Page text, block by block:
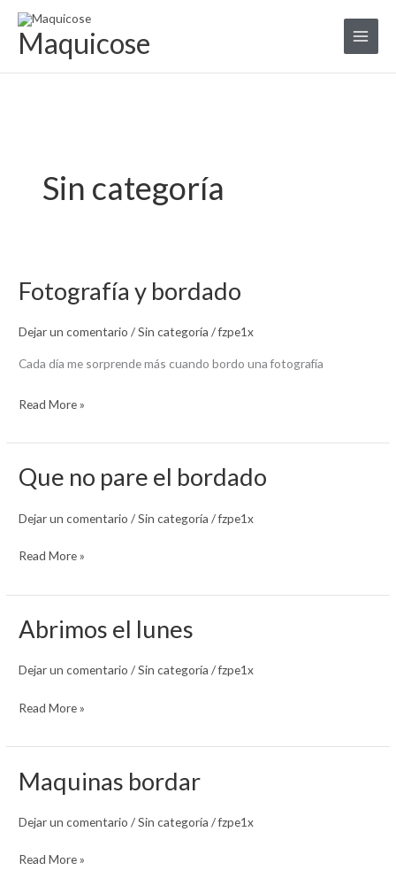
contenido
Maquicose
Sin categoría
Fotografía y bordado
Dejar un comentario /Sin categoría /fzpe1x
Cada día me sorprende más cuando bordo una fotografía
Fotografía
bordado
Read More »
Que no pare el bordado
Dejar un comentario /Sin categoría /fzpe1x
Que
pare
bordado
Read More »
Abrimos el lunes
Dejar un comentario /Sin categoría /fzpe1x
Abrimos
lunes
Read More »
Maquinas bordar
Dejar un comentario /Sin categoría /fzpe1x
Maquinas
Read More »